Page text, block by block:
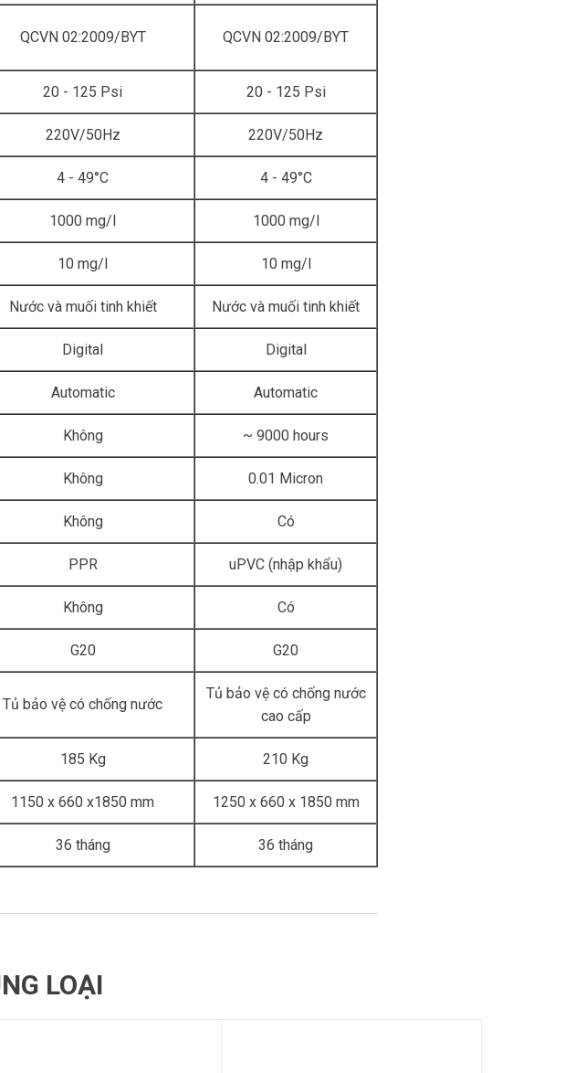
QCVN 02:2009/BYT QCVN 02:2009/BYT
20 - 125 Psi 20 - 125 Psi
220V/50Hz 220V/50Hz
4 - 49°C 4 - 49°C
1000 mg/l 1000 mg/l
10 mg/l 10 mg/l
Nước và muối tinh khiết Nước và muối tinh khiết
Digital Digital
Automatic Automatic
Không ~ 9000 hours
Không 0.01 Micron
Không Có
PPR uPVC (nhập khẩu)
Không Có
G20 G20
Tủ bảo vệ có chống nước
Tủ bảo vệ có chống nước
cao cấp
185 Kg 210 Kg
1150 x 660 x1850 mm 1250 x 660 x 1850 mm
36 tháng 36 tháng
LOẠI